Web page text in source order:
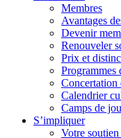
Membres
Avantages
Devenir
Renouveler
Prix et
Programmes
Concertation
Calendrier
Camps de
S’impliquer
Votre soutien